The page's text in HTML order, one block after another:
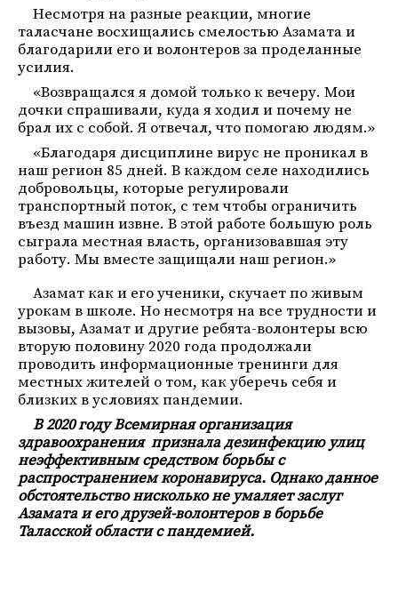
Несмотря на разные реакции, многие
таласчане восхищались смелостью Азамата и
благодарили его и волонтеров за проделанные
усилия.
«Возвращался я домой только к вечеру. Мои
дочки спрашивали, куда я ходил и почему не
брал их с собой. Я отвечал, что помогаю людям.»
«Благодаря дисциплине вирус не проникал в
наш регион 85 дней. В каждом селе находились
добровольцы, которые регулировали
транспортный поток, с тем чтобы ограничить
въезд машин извне. В этой работе большую роль
сыграла местная власть, организовавшая эту
работу. Мы вместе защищали наш регион.»
Азамат как и его ученики, скучает по живым
урокам в школе. Но несмотря на все трудности и
вызовы, Азамат и другие ребята-волонтеры всю
вторую половину 2020 года продолжали
проводить информационные тренинги для
местных жителей о том, как уберечь себя и
близких в условиях пандемии.
В 2020 году Всемирная организация
здравоохранения признала дезинфекцию улиц
неэффективным средством борьбы с
распространением коронавируса. Однако данное
обстоятельство нисколько не умаляет заслуг
Азамата и его друзей-волонтеров в борьбе
Таласской области с пандемией.